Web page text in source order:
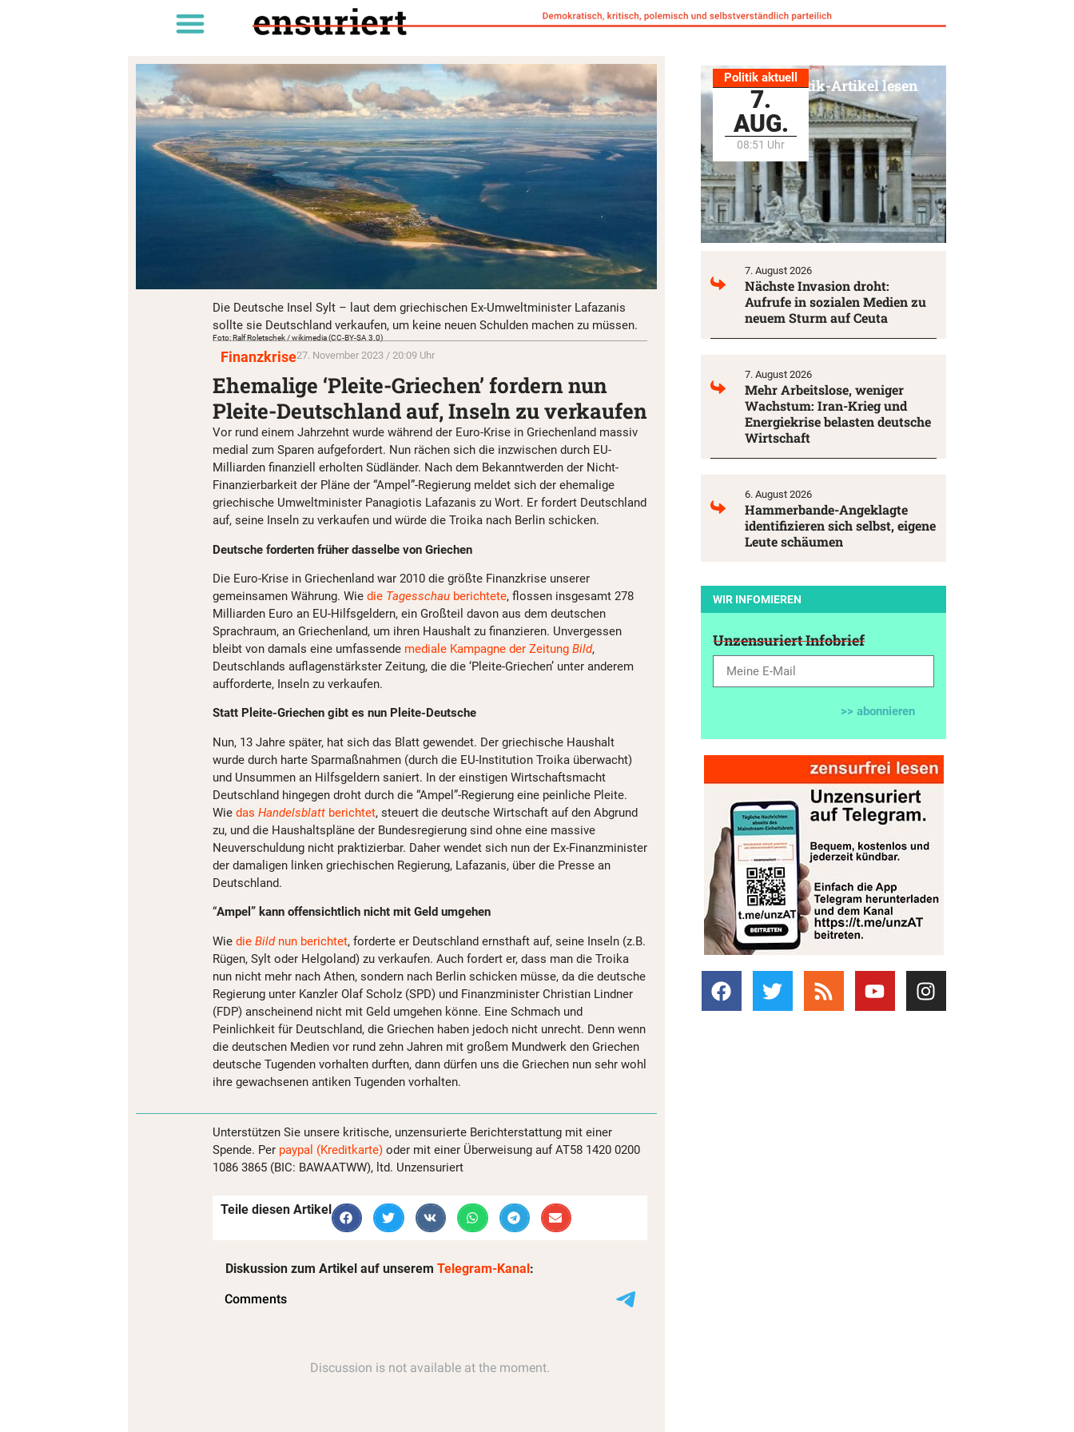
Die Deutsche Insel Sylt – laut dem griechischen Ex-Umweltminister Lafazanis
sollte sie Deutschland verkaufen, um keine neuen Schulden machen zu müssen.
Foto: Ralf Roletschek / wikimedia (CC-BY-SA 3.0)
Finanzkrise27. November 2023 / 20:09 Uhr
Ehemalige ‘Pleite-Griechen’ fordern nun
Pleite-Deutschland auf, Inseln zu verkaufen
Vor rund einem Jahrzehnt wurde während der Euro-Krise in Griechenland massiv
medial zum Sparen aufgefordert. Nun rächen sich die inzwischen durch EU-
Milliarden finanziell erholten Südländer. Nach dem Bekanntwerden der Nicht-
Finanzierbarkeit der Pläne der “Ampel”-Regierung meldet sich der ehemalige
griechische Umweltminister Panagiotis Lafazanis zu Wort. Er fordert Deutschland
auf, seine Inseln zu verkaufen und würde die Troika nach Berlin schicken.
Deutsche forderten früher dasselbe von Griechen
Die Euro-Krise in Griechenland war 2010 die größte Finanzkrise unserer
gemeinsamen Währung. Wie die Tagesschau berichtete, flossen insgesamt 278
Milliarden Euro an EU-Hilfsgeldern, ein Großteil davon aus dem deutschen
Sprachraum, an Griechenland, um ihren Haushalt zu finanzieren. Unvergessen
bleibt von damals eine umfassende mediale Kampagne der Zeitung Bild,
Deutschlands auflagenstärkster Zeitung, die die ‘Pleite-Griechen’ unter anderem
aufforderte, Inseln zu verkaufen.
Statt Pleite-Griechen gibt es nun Pleite-Deutsche
Nun, 13 Jahre später, hat sich das Blatt gewendet. Der griechische Haushalt
wurde durch harte Sparmaßnahmen (durch die EU-Institution Troika überwacht)
und Unsummen an Hilfsgeldern saniert. In der einstigen Wirtschaftsmacht
Deutschland hingegen droht durch die “Ampel”-Regierung eine peinliche Pleite.
Wie das Handelsblatt berichtet, steuert die deutsche Wirtschaft auf den Abgrund
zu, und die Haushaltspläne der Bundesregierung sind ohne eine massive
Neuverschuldung nicht praktizierbar. Daher wendet sich nun der Ex-Finanzminister
der damaligen linken griechischen Regierung, Lafazanis, über die Presse an
Deutschland.
“Ampel” kann offensichtlich nicht mit Geld umgehen
Wie die Bildnun berichtet, forderte er Deutschland ernsthaft auf, seine Inseln (z.B.
Rügen, Sylt oder Helgoland) zu verkaufen. Auch fordert er, dass man die Troika
nun nicht mehr nach Athen, sondern nach Berlin schicken müsse, da die deutsche
Regierung unter Kanzler Olaf Scholz (SPD) und Finanzminister Christian Lindner
(FDP) anscheinend nicht mit Geld umgehen könne. Eine Schmach und
Peinlichkeit für Deutschland, die Griechen haben jedoch nicht unrecht. Denn wenn
die deutschen Medien vor rund zehn Jahren mit großem Mundwerk den Griechen
deutsche Tugenden vorhalten durften, dann dürfen uns die Griechen nun sehr wohl
ihre gewachsenen antiken Tugenden vorhalten.
Unterstützen Sie unsere kritische, unzensurierte Berichterstattung mit einer
Spende. Per paypal (Kreditkarte) oder mit einer Überweisung auf AT58 1420 0200
1086 3865 (BIC: BAWAATWW), ltd. Unzensuriert
Teile diesen Artikel
Diskussion zum Artikel auf unserem Telegram-Kanal:
Politik aktuell
7.
AUG.
08:51 Uhr
Alle Politik-Artikel lesen
7. August 2026
Nächste Invasion droht:
Aufrufe in sozialen Medien zu
neuem Sturm auf Ceuta
7. August 2026
Mehr Arbeitslose, weniger
Wachstum: Iran-Krieg und
Energiekrise belasten deutsche
Wirtschaft
6. August 2026
Hammerbande-Angeklagte
identifizieren sich selbst, eigene
Leute schäumen
WIR INFOMIEREN
Unzensuriert Infobrief
>> abonnieren